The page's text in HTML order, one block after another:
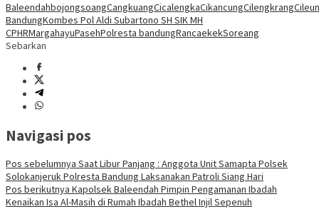
BaleendahbojongsoangCangkuangCicalengkaCikancungCilengkrang
BandungKombes Pol Aldi Subartono SH SIK MH
CPHRMargahayuPasehPolresta bandungRancaekekSoreang
Sebarkan
Navigasi pos
Pos sebelumnya Saat Libur Panjang : Anggota Unit Samapta Polsek
Solokanjeruk Polresta Bandung Laksanakan Patroli Siang Hari
Pos berikutnya Kapolsek Baleendah Pimpin Pengamanan Ibadah
Kenaikan Isa Al-Masih di Rumah Ibadah Bethel Injil Sepenuh